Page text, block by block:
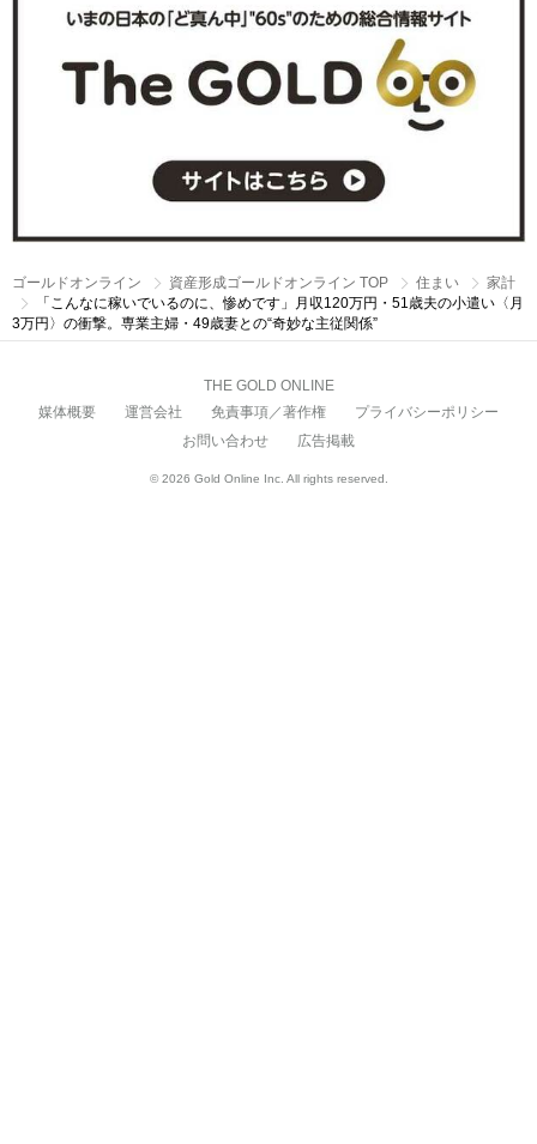
ゴールドオンライン 資産形成ゴールドオンライン TOP 住まい
家計
「こんなに稼いでいるのに、惨めです」月収120万円・51歳夫の小遣い〈月
3万円〉の衝撃。専業主婦・49歳妻との“奇妙な主従関係”
THE GOLD ONLINE
媒体概要
運営会社 免責事項／著作権
プライバシーポリシー
お問い合わせ
広告掲載
© 2026 Gold Online Inc. All rights reserved.